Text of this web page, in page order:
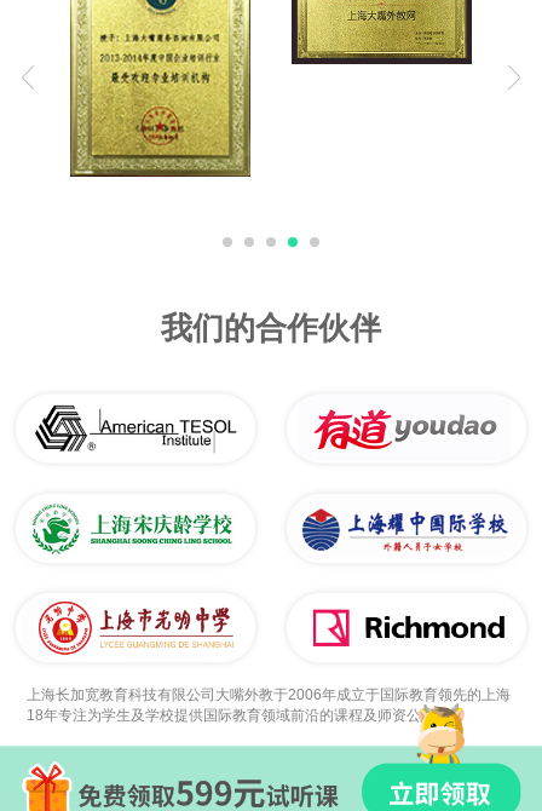
我们的合作伙伴
上海长加宽教育科技有限公司大嘴外教于2006年成立于国际教育领先的上海
18年专注为学生及学校提供国际教育领域前沿的课程及师资公司。